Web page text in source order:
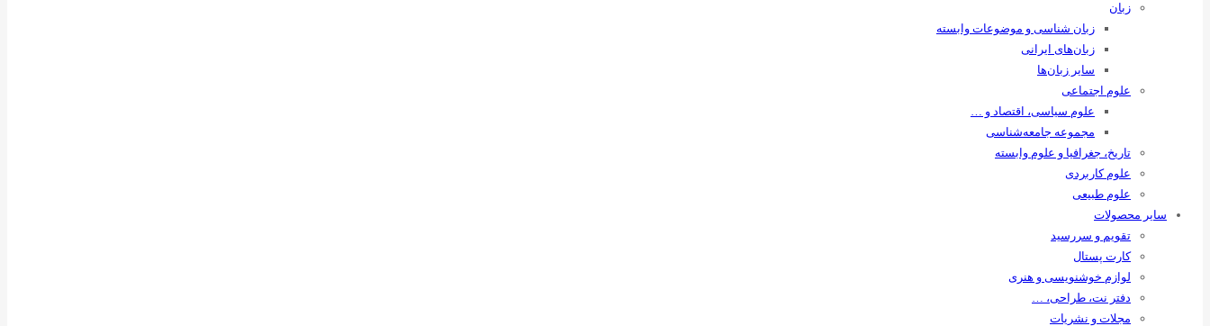
زبان
زبان ‌شناسی و موضوعات وابسته
زبان‌های ایرانی
سایر زبان‌ها
علوم اجتماعی
علوم سیاسی، اقتصاد و …
مجموعه جامعه‌شناسی
تاریخ، جغرافیا و علوم وابسته
علوم کاربردی
علوم طبیعی
سایر محصولات
تقویم و سررسید
کارت پستال
لوازم خوشنویسی و هنری
دفتر نت، طراحی، …
مجلات و نشریات